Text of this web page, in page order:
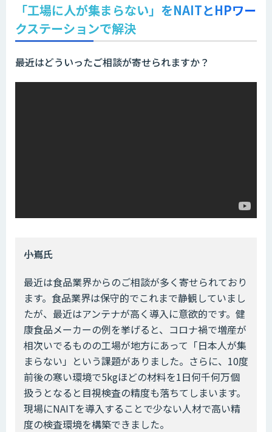
「工場に人が集まらない」をNAITとHPワー
クステーションで解決
――最近はどういったご相談が寄せられますか？
――小嶌氏
最近は食品業界からのご相談が多く寄せられており
ます。食品業界は保守的でこれまで静観していまし
たが、最近はアンテナが高く導入に意欲的です。健
康食品メーカーの例を挙げると、コロナ禍で増産が
相次いでるものの工場が地方にあって「日本人が集
まらない」という課題がありました。さらに、10度
前後の寒い環境で5kgほどの材料を1日何千何万個
扱うとなると目視検査の精度も落ちてしまいます。
現場にNAITを導入することで少ない人材で高い精
度の検査環境を構築できました。